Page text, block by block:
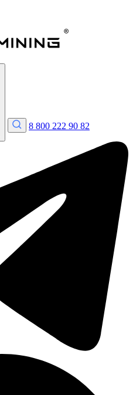
8 800 222 90 82